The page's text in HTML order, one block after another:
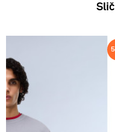
podrijetla: Turska Sastav: